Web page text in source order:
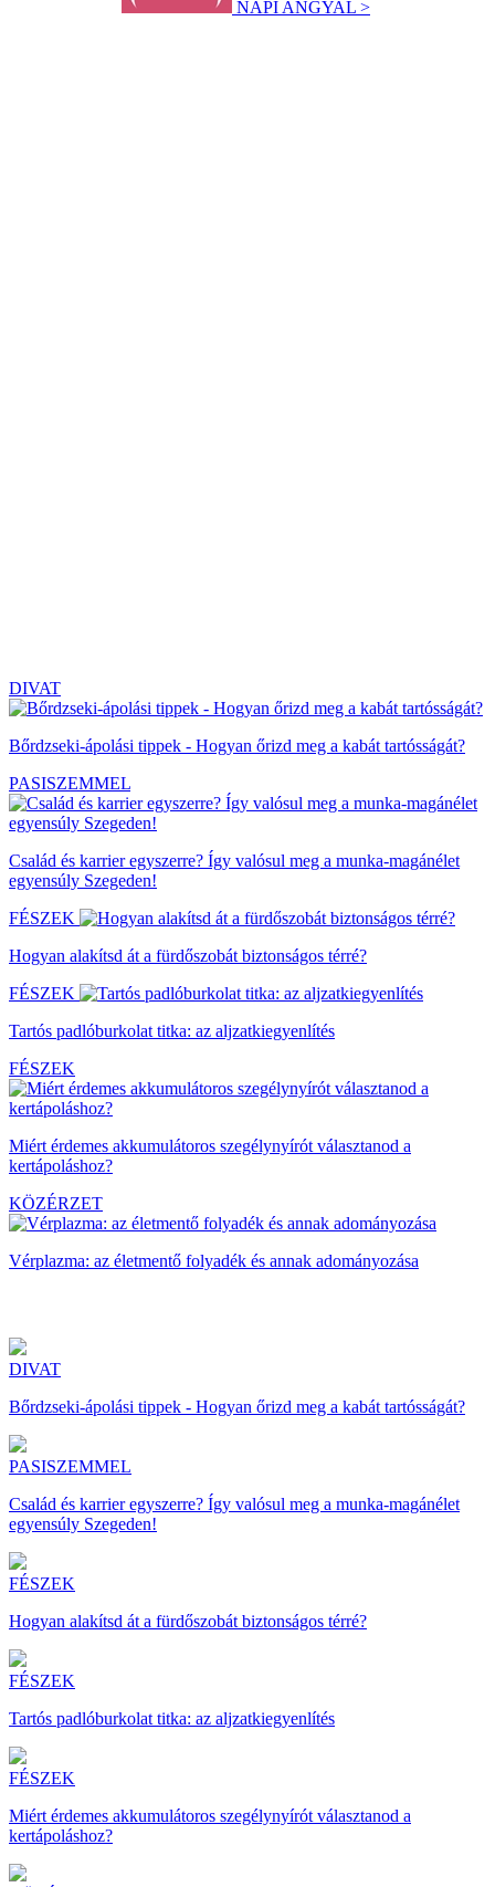
NAPI ANGYAL >
DIVAT
Bőrdzseki-ápolási tippek - Hogyan őrizd meg a kabát tartósságát?
PASISZEMMEL
Család és karrier egyszerre? Így valósul meg a munka-magánélet
egyensúly Szegeden!
FÉSZEK
Hogyan alakítsd át a fürdőszobát biztonságos térré?
FÉSZEK
Tartós padlóburkolat titka: az aljzatkiegyenlítés
FÉSZEK
Miért érdemes akkumulátoros szegélynyírót választanod a
kertápoláshoz?
KÖZÉRZET
Vérplazma: az életmentő folyadék és annak adományozása
DIVAT
Bőrdzseki-ápolási tippek - Hogyan őrizd meg a kabát tartósságát?
PASISZEMMEL
Család és karrier egyszerre? Így valósul meg a munka-magánélet
egyensúly Szegeden!
FÉSZEK
Hogyan alakítsd át a fürdőszobát biztonságos térré?
FÉSZEK
Tartós padlóburkolat titka: az aljzatkiegyenlítés
FÉSZEK
Miért érdemes akkumulátoros szegélynyírót választanod a
kertápoláshoz?